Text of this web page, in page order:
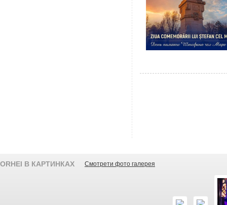
ORHEI В КАРТИНКАХ Смотрети фото галерея